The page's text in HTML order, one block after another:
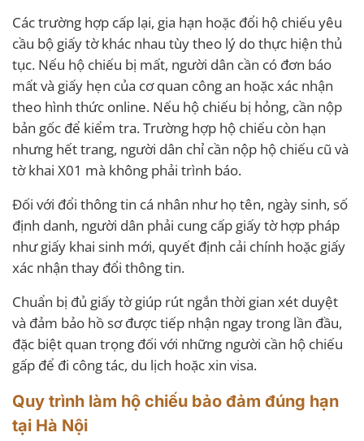
Các trường hợp cấp lại, gia hạn hoặc đổi hộ chiếu yêu
cầu bộ giấy tờ khác nhau tùy theo lý do thực hiện thủ
tục. Nếu hộ chiếu bị mất, người dân cần có đơn báo
mất và giấy hẹn của cơ quan công an hoặc xác nhận
theo hình thức online. Nếu hộ chiếu bị hỏng, cần nộp
bản gốc để kiểm tra. Trường hợp hộ chiếu còn hạn
nhưng hết trang, người dân chỉ cần nộp hộ chiếu cũ và
tờ khai X01 mà không phải trình báo.
Đối với đổi thông tin cá nhân như họ tên, ngày sinh, số
định danh, người dân phải cung cấp giấy tờ hợp pháp
như giấy khai sinh mới, quyết định cải chính hoặc giấy
xác nhận thay đổi thông tin.
Chuẩn bị đủ giấy tờ giúp rút ngắn thời gian xét duyệt
và đảm bảo hồ sơ được tiếp nhận ngay trong lần đầu,
đặc biệt quan trọng đối với những người cần hộ chiếu
gấp để đi công tác, du lịch hoặc xin visa.
Quy trình làm hộ chiếu bảo đảm đúng hạn
tại Hà Nội